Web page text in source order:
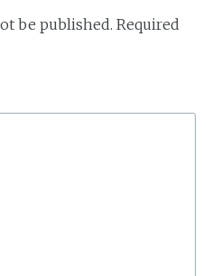
be published. Required